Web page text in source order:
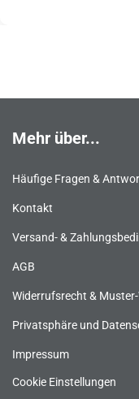
Mehr über...
Häufige Fragen &
Kontakt
Versand- &
AGB
Widerrufsrecht &
Privatsphäre und
Impressum
Cookie Einstellungen